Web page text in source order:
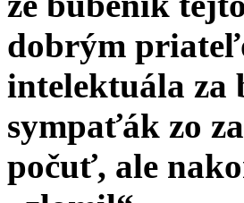
dobrým
intelektuála za
sympaťák zo
počuť, ale